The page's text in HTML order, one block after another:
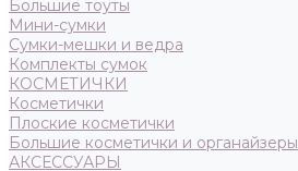
Большие тоуты
Мини-сумки
Сумки-мешки и ведра
Комплекты сумок
КОСМЕТИЧКИ
Косметички
Плоские косметички
Большие косметички и органайзеры
АКСЕССУАРЫ